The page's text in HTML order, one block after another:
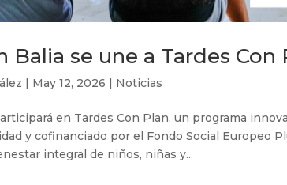
Balia se une a Tardes Con
| May 12, 2026 | Noticias
en Tardes Con Plan, un programa
y cofinanciado por el Fondo Social Europeo
integral de niños, niñas y...